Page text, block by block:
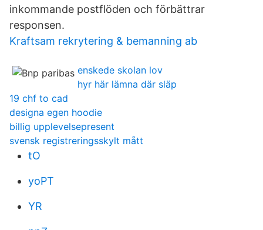
inkommande postflöden och förbättrar
responsen.
Kraftsam rekrytering & bemanning ab
enskede skolan lov
hyr här lämna där släp
19 chf to cad
designa egen hoodie
billig upplevelsepresent
svensk registreringsskylt mått
tO
yoPT
YR